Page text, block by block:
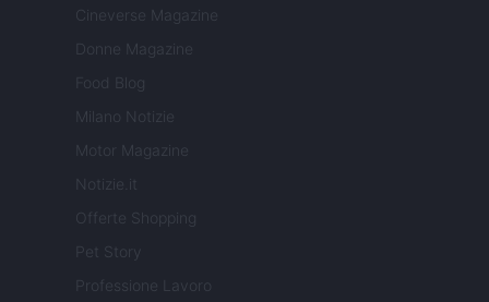
Cineverse Magazine
Donne Magazine
Food Blog
Milano Notizie
Motor Magazine
Notizie.it
Offerte Shopping
Pet Story
Professione Lavoro